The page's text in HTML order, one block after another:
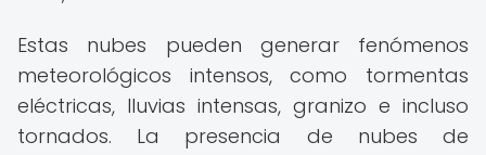
Estas nubes pueden generar fenómenos
meteorológicos intensos, como tormentas
eléctricas, lluvias intensas, granizo e incluso
tornados. La presencia de nubes de